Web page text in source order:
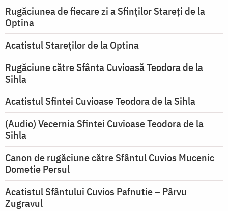
Rugăciunea de fiecare zi a Sfinților Stareți de la
Optina
Acatistul Stareţilor de la Optina
Rugăciune către Sfânta Cuvioasă Teodora de la
Sihla
Acatistul Sfintei Cuvioase Teodora de la Sihla
(Audio) Vecernia Sfintei Cuvioase Teodora de la
Sihla
Canon de rugăciune către Sfântul Cuvios Mucenic
Dometie Persul
Acatistul Sfântului Cuvios Pafnutie – Pârvu
Zugravul